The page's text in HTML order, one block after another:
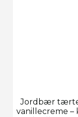
Jordbær
vanillecreme –